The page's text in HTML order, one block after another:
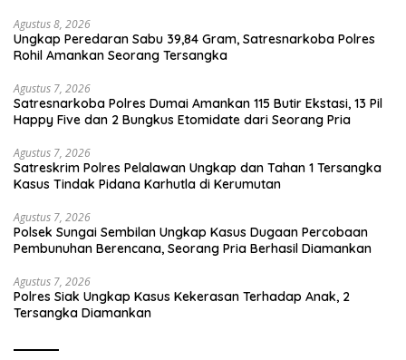
Agustus 8, 2026
Ungkap Peredaran Sabu 39,84 Gram, Satresnarkoba Polres
Rohil Amankan Seorang Tersangka
Agustus 7, 2026
Satresnarkoba Polres Dumai Amankan 115 Butir Ekstasi, 13 Pil
Happy Five dan 2 Bungkus Etomidate dari Seorang Pria
Agustus 7, 2026
Satreskrim Polres Pelalawan Ungkap dan Tahan 1 Tersangka
Kasus Tindak Pidana Karhutla di Kerumutan
Agustus 7, 2026
Polsek Sungai Sembilan Ungkap Kasus Dugaan Percobaan
Pembunuhan Berencana, Seorang Pria Berhasil Diamankan
Agustus 7, 2026
Polres Siak Ungkap Kasus Kekerasan Terhadap Anak, 2
Tersangka Diamankan